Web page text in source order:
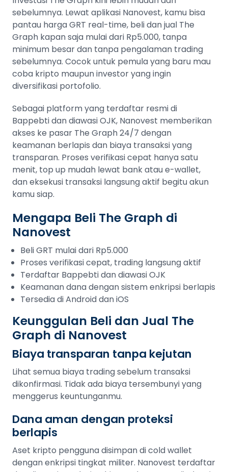
sebelumnya. Lewat aplikasi Nanovest, kamu bisa
pantau harga GRT real-time, beli dan jual The
Graph kapan saja mulai dari Rp5.000, tanpa
minimum besar dan tanpa pengalaman trading
sebelumnya. Cocok untuk pemula yang baru mau
coba kripto maupun investor yang ingin
diversifikasi portofolio.
Sebagai platform yang terdaftar resmi di
Bappebti dan diawasi OJK, Nanovest memberikan
akses ke pasar The Graph 24/7 dengan
keamanan berlapis dan biaya transaksi yang
transparan. Proses verifikasi cepat hanya satu
menit, top up mudah lewat bank atau e-wallet,
dan eksekusi transaksi langsung aktif begitu akun
kamu siap.
Mengapa Beli The Graph di
Nanovest
Beli GRT mulai dari Rp5.000
Proses verifikasi cepat, trading langsung aktif
Terdaftar Bappebti dan diawasi OJK
Keamanan dana dengan sistem enkripsi berlapis
Tersedia di Android dan iOS
Keunggulan Beli dan Jual The
Graph di Nanovest
Biaya transparan tanpa kejutan
Lihat semua biaya trading sebelum transaksi
dikonfirmasi. Tidak ada biaya tersembunyi yang
menggerus keuntunganmu.
Dana aman dengan proteksi
berlapis
Aset kripto pengguna disimpan di cold wallet
dengan enkripsi tingkat militer. Nanovest terdaftar